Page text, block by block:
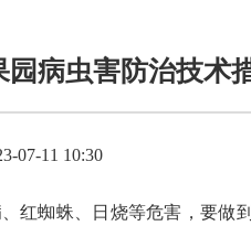
园病虫害防治技术
07-11 10:30
红蜘蛛、日烧等危害，要做